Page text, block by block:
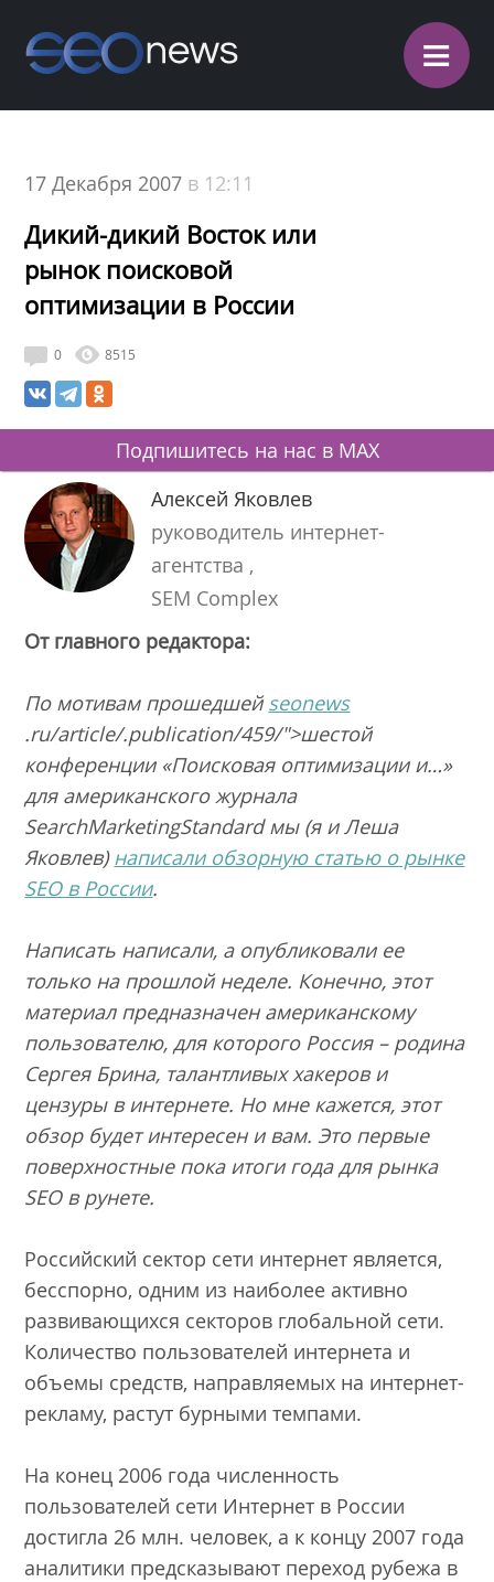
≡
17 Декабря 2007 в 12:11
Дикий-дикий Восток или
рынок поисковой
оптимизации в России
0 8515
Подпишитесь на нас в MAX
Алексей Яковлев
руководитель интернет-
агентства ,
SEM Complex
От главного редактора:
По мотивам прошедшей seonews
.ru/article/.publication/459/">шестой
конференции «Поисковая оптимизации и…»
для американского журнала
SearchMarketingStandard мы (я и Леша
Яковлев)написали обзорную статью о рынке
SEO в России.
Написать написали, а опубликовали ее
только на прошлой неделе. Конечно, этот
материал предназначен американскому
пользователю, для которого Россия – родина
Сергея Брина, талантливых хакеров и
цензуры в интернете. Но мне кажется, этот
обзор будет интересен и вам. Это первые
поверхностные пока итоги года для рынка
SEO в рунете.
Российский сектор сети интернет является,
бесспорно, одним из наиболее активно
развивающихся секторов глобальной сети.
Количество пользователей интернета и
объемы средств, направляемых на интернет-
рекламу, растут бурными темпами.
На конец 2006 года численность
пользователей сети Интернет в России
достигла 26 млн. человек, а к концу 2007 года
аналитики предсказывают переход рубежа в